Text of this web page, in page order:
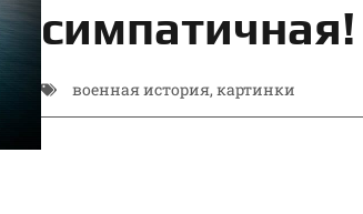
симпатичная!
военная история, картинки